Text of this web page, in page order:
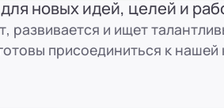
новых идей, целей и
развивается и ищет
присоединиться к нашей